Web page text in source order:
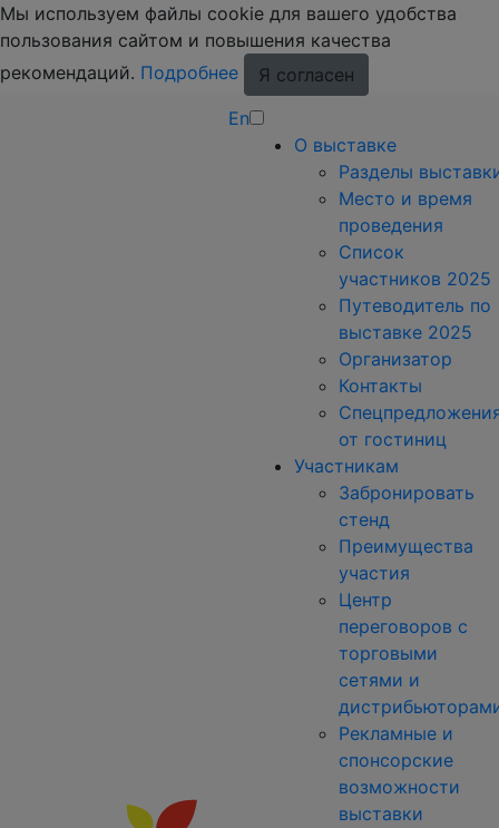
Мы используем файлы cookie для вашего удобства
пользования сайтом и повышения качества
рекомендаций. Подробнее
Я согласен
En
О выставке
Разделы
Место и время
проведения
Список
участников 2025
Путеводитель по
выставке 2025
Организатор
Контакты
от гостиниц
Участникам
Забронировать
стенд
Преимущества
участия
Центр
переговоров с
торговыми
сетями и
Рекламные и
спонсорские
возможности
выставки